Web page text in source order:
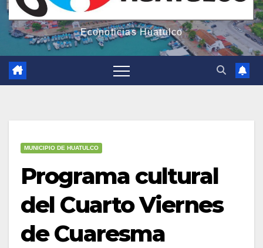
Econoticias Huatulco
MUNICIPIO DE HUATULCO
Programa cultural
del Cuarto Viernes
de Cuaresma